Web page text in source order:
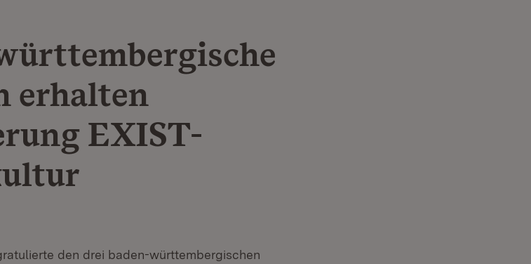
erhalten
EXIST-
den drei baden-württembergischen